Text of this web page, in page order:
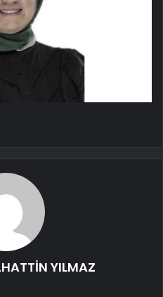
YILMAZ